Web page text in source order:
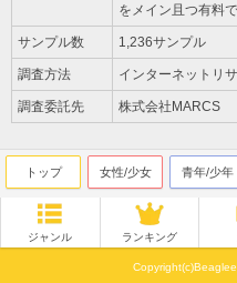
をメイン且つ有料
サンプル数 1,236サンプル
調査方法 インターネットリ
調査委託先 株式会社MARCS
トップ 女性/少女 青年/少年
ジャンル ランキング